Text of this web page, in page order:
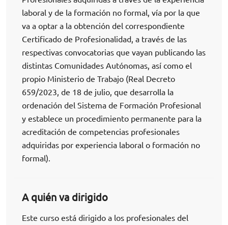
laboral y de la formación no formal, vía por la que
va a optar a la obtención del correspondiente
Certificado de Profesionalidad, a través de las
respectivas convocatorias que vayan publicando las
distintas Comunidades Autónomas, así como el
propio Ministerio de Trabajo (Real Decreto
659/2023, de 18 de julio, que desarrolla la
ordenación del Sistema de Formación Profesional
y establece un procedimiento permanente para la
acreditación de competencias profesionales
adquiridas por experiencia laboral o formación no
formal).
A quién va dirigido
Este curso está dirigido a los profesionales del